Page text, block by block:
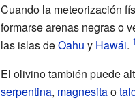
Cuando la meteorización
formarse arenas negras o
las islas deOahu y Hawái.
El olivino también puede
serpentina, magnesitao